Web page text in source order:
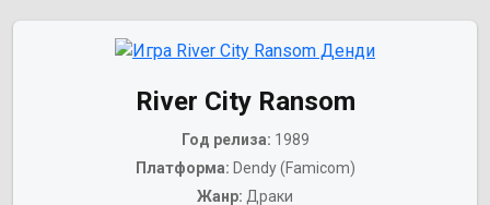
River City Ransom
Год релиза: 1989
Платформа: Dendy (Famicom)
Жанр: Драки